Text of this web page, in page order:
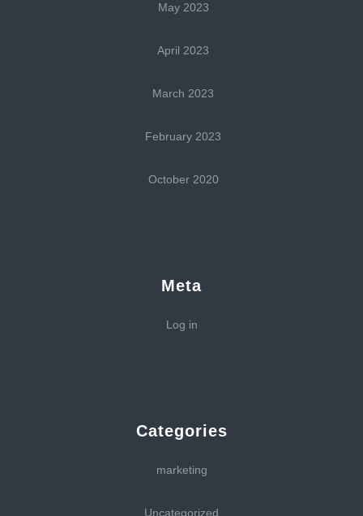
May 2023
April 2023
March 2023
February 2023
October 2020
Meta
Log in
Categories
marketing
Uncategorized